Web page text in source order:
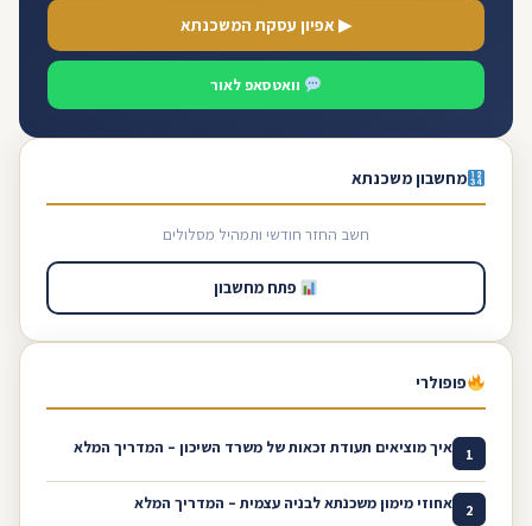
▶ אפיון עסקת המשכנתא
וואטסאפ לאור
מחשבון משכנתא
חשב החזר חודשי ותמהיל מסלולים
פתח מחשבון
פופולרי
1 איך מוציאים תעודת זכאות של משרד השיכון – המדריך המלא
2 אחוזי מימון משכנתא לבניה עצמית – המדריך המלא